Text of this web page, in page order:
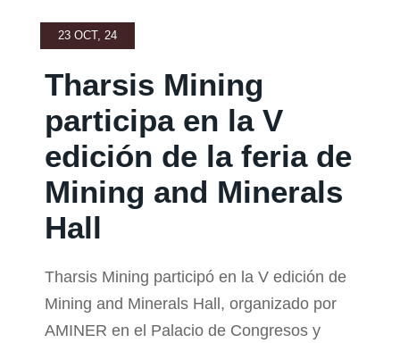
23 OCT, 24
Tharsis Mining
participa en la V
edición de la feria de
Mining and Minerals
Hall
Tharsis Mining participó en la V edición de
Mining and Minerals Hall, organizado por
AMINER en el Palacio de Congresos y